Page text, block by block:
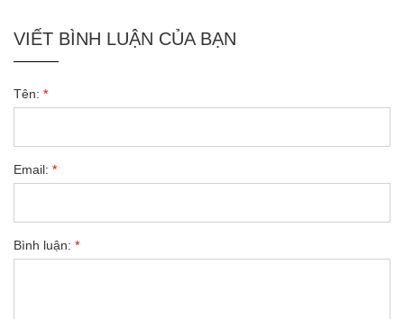
VIẾT BÌNH LUẬN CỦA BẠN
Tên: *
Email: *
Bình luận: *